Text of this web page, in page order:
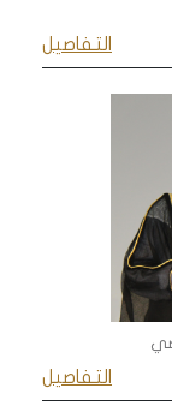
التفاصيل
التفاصيل